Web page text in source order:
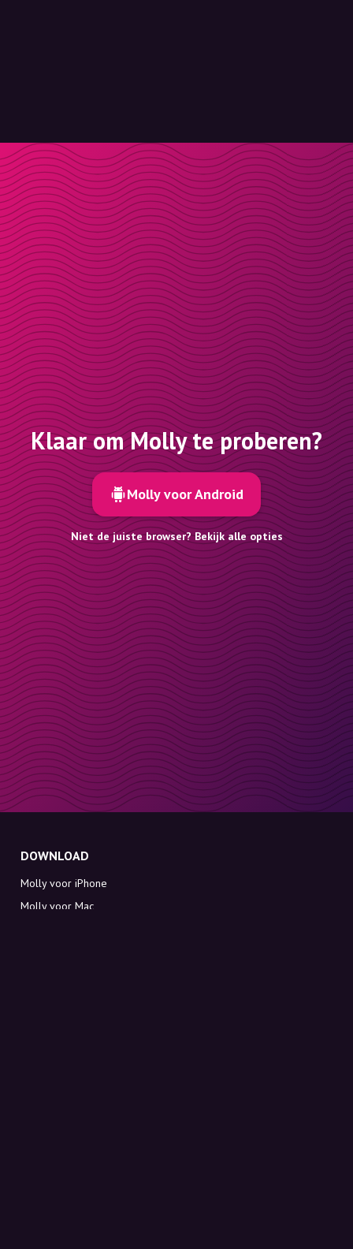
Klaar om Molly te proberen?
Molly voor Android
Niet de juiste browser? Bekijk alle opties
DOWNLOAD
Molly voor iPhone
Molly voor Mac